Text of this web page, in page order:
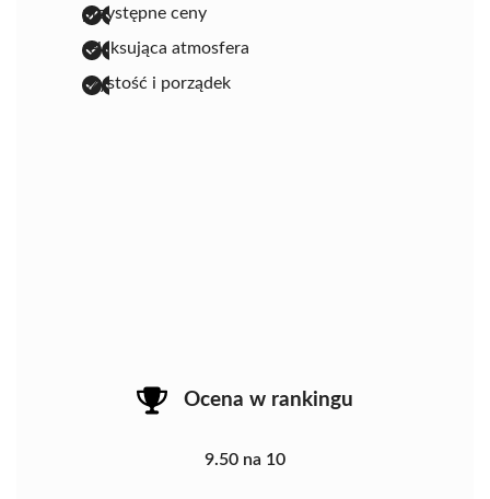
przystępne ceny
relaksująca atmosfera
czystość i porządek
Ocena w rankingu
9.50 na 10